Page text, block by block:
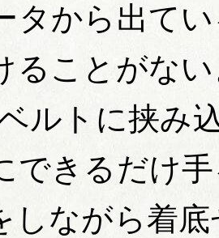
タから出て
ることがな
ルトに挟み
できるだけ
しながら着